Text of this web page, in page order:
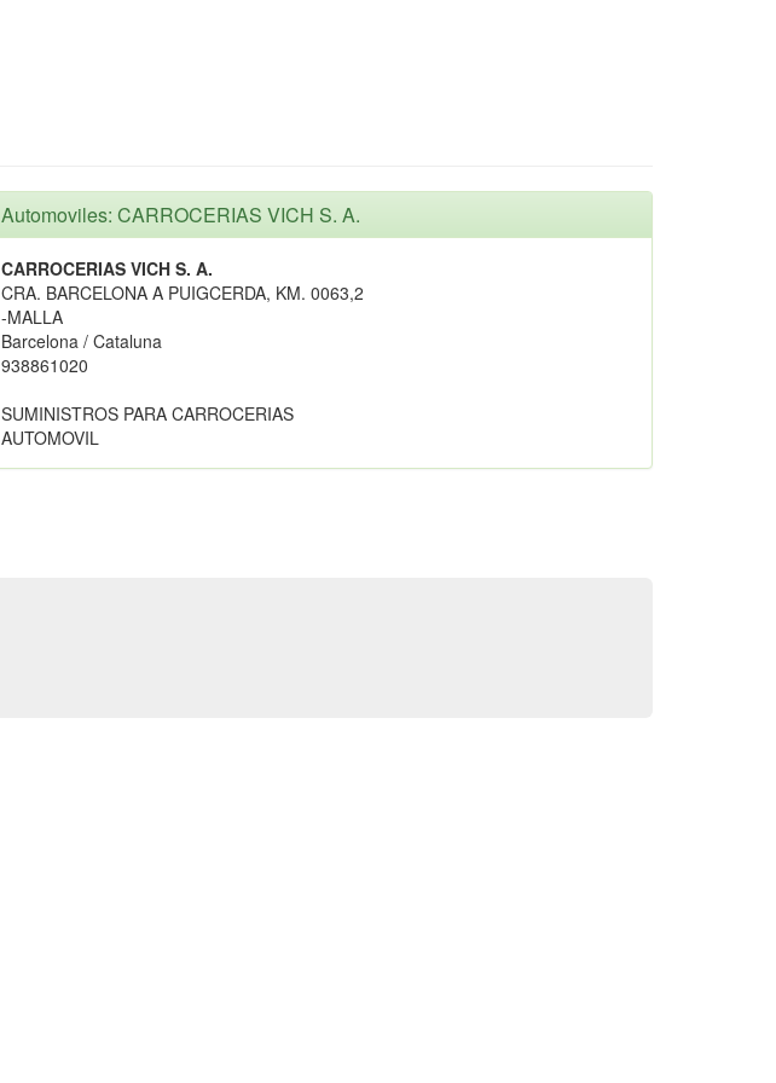
Automoviles: CARROCERIAS VICH S. A.
CARROCERIAS VICH S. A.
CRA. BARCELONA A PUIGCERDA, KM. 0063,2
-MALLA
Barcelona / Cataluna
938861020
SUMINISTROS PARA CARROCERIAS
AUTOMOVIL